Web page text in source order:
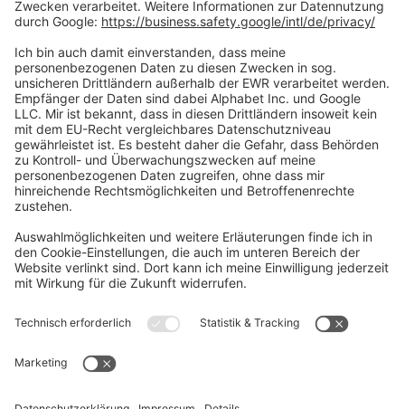
Social Media
Oft Gesucht
Rund um die Prüfung
Datenschutzerklärung
Widerrufsrecht
Versandinformationen